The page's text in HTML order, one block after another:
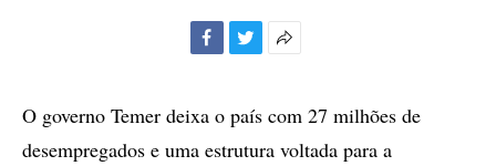
compartilhamento
O governo Temer deixa o país com 27 milhões de
desempregados e uma estrutura voltada para a